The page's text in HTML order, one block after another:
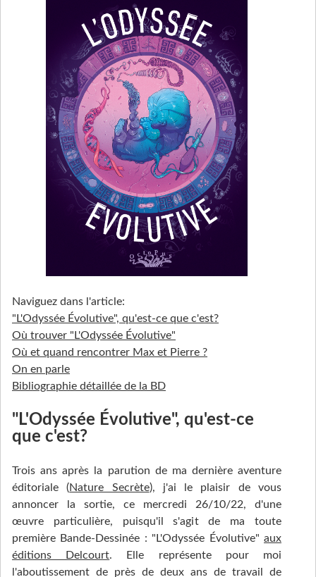
Naviguez dans l'article:
"L'Odyssée Évolutive", qu'est-ce que c'est?
Où trouver "L'Odyssée Évolutive"
Où et quand rencontrer Max et Pierre ?
On en parle
Bibliographie détaillée de la BD
"L'Odyssée Évolutive", qu'est-ce
que c'est?
Trois ans après la parution de ma dernière aventure
éditoriale (Nature Secrète), j'ai le plaisir de vous
annoncer la sortie, ce mercredi 26/10/22, d'une
œuvre particulière, puisqu'il s'agit de ma toute
première Bande-Dessinée : "L'Odyssée Évolutive" aux
éditions Delcourt. Elle représente pour moi
l'aboutissement de près de deux ans de travail de